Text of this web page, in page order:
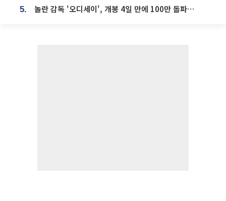
5. 놀란 감독 '오디세이', 개봉 4일 만에 100만 돌파⋯'왕사남' 보다 빠르다